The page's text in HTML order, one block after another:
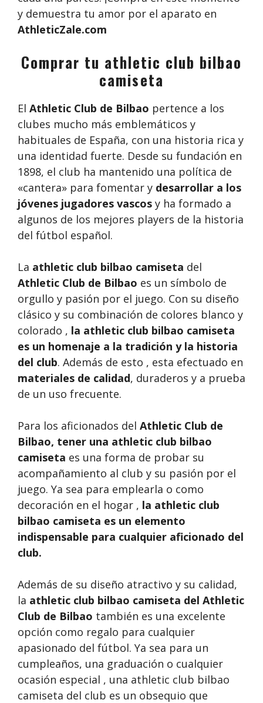
y demuestra tu amor por el aparato en
AthleticZale.com
Comprar tu athletic club bilbao
camiseta
El Athletic Club de Bilbao pertence a los
clubes mucho más emblemáticos y
habituales de España, con una historia rica y
una identidad fuerte. Desde su fundación en
1898, el club ha mantenido una política de
«cantera» para fomentar y desarrollar a los
jóvenes jugadores vascos y ha formado a
algunos de los mejores players de la historia
del fútbol español.
La athletic club bilbao camiseta del
Athletic Club de Bilbao es un símbolo de
orgullo y pasión por el juego. Con su diseño
clásico y su combinación de colores blanco y
colorado , la athletic club bilbao camiseta
es un homenaje a la tradición y la historia
del club. Además de esto , esta efectuado en
materiales de calidad, duraderos y a prueba
de un uso frecuente.
Para los aficionados del Athletic Club de
Bilbao, tener una athletic club bilbao
camiseta es una forma de probar su
acompañamiento al club y su pasión por el
juego. Ya sea para emplearla o como
decoración en el hogar , la athletic club
bilbao camiseta es un elemento
indispensable para cualquier aficionado del
club.
Además de su diseño atractivo y su calidad,
la athletic club bilbao camiseta del Athletic
Club de Bilbao también es una excelente
opción como regalo para cualquier
apasionado del fútbol. Ya sea para un
cumpleaños, una graduación o cualquier
ocasión especial , una athletic club bilbao
camiseta del club es un obsequio que